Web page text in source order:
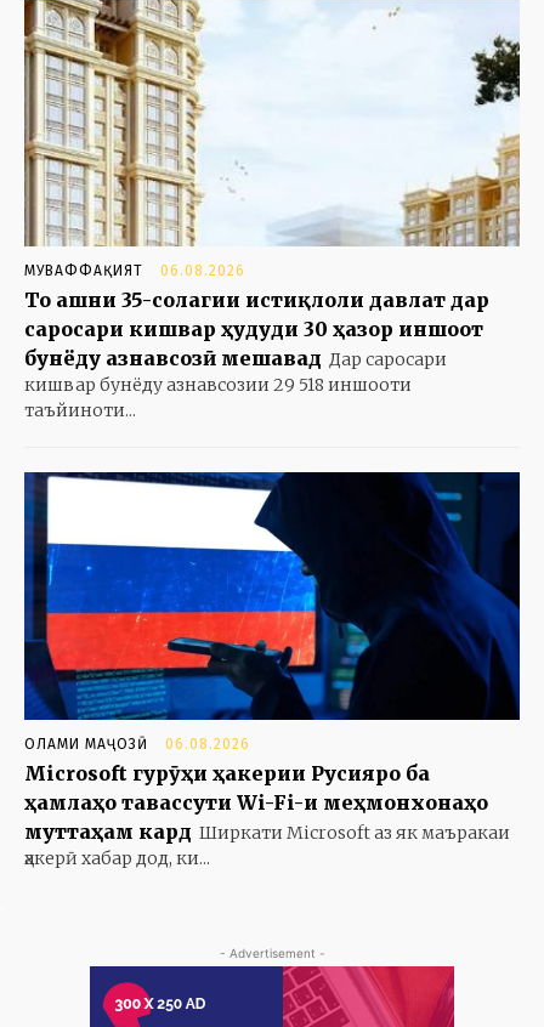
МУВАФФАҚИЯТ 06.08.2026
То ҷашни 35-солагии истиқлоли давлат дар
саросари кишвар ҳудуди 30 ҳазор иншоот
бунёду азнавсозӣ мешавад Дар саросари
кишвар бунёду азнавсозии 29 518 иншооти
таъйиноти...
ОЛАМИ МАҶОЗӢ 06.08.2026
Microsoft гурӯҳи ҳакерии Русияро ба
ҳамлаҳо тавассути Wi-Fi-и меҳмонхонаҳо
муттаҳам кард Ширкати Microsoft аз як маъракаи
ҳакерӣ хабар дод, ки...
- Advertisement -